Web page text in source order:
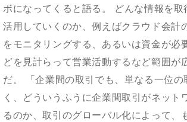
ボになってくると語る。 どんな情報を
活用していくのか、例えばクラウド会計
をモニタリングする、あるいは資金が必
どを見計らって営業活動するなど範囲が
だ。 「企業間の取引でも、単なる一位
く、どういうふうに企業間取引がネット
るのか、取引のグローバル化によって、